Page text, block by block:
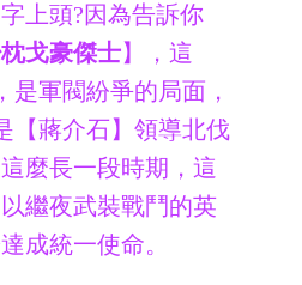
上頭?因為告訴你
戈豪傑士】，這
是軍閥紛爭的局面，
【蔣介石】領導北伐
麼長一段時期，這
繼夜武裝戰鬥的英
成統一使命。